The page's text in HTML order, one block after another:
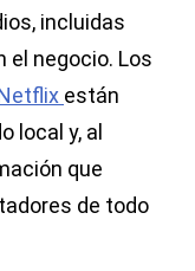
incluidas
el negocio. Los
están
local y, al
que
de todo